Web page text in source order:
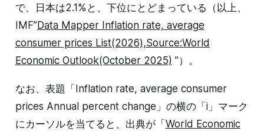
で、日本は2.1%と、下位にとどまっている（以上、
IMF”Data Mapper Inflation rate, average
consumer prices List(2026),Source:World
Economic Outlook(October 2025) ”）。
なお、表題「Inflation rate, average consumer
prices Annual percent change」の横の「i」マーク
にカーソルを当てると、出典が「 World Economic